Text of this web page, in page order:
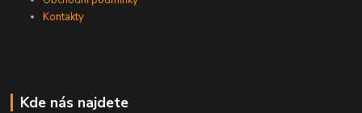
Kontakty
Kde nás najdete